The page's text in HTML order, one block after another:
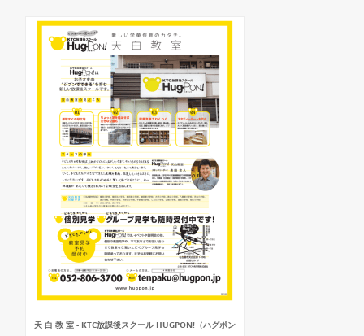
天 白 教 室 - KTC放課後スクール HUGPON!（ハグポン